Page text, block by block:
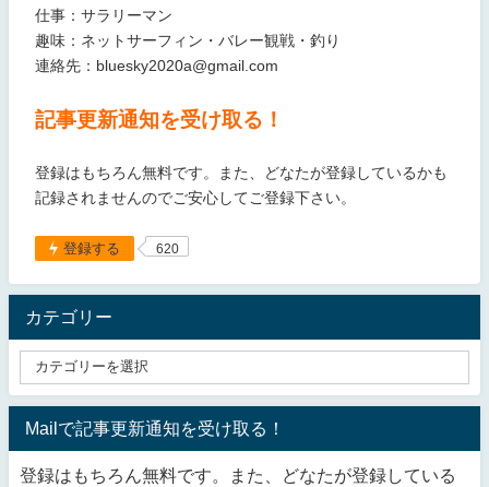
仕事：サラリーマン
趣味：ネットサーフィン・バレー観戦・釣り
連絡先：bluesky2020a@gmail.com
記事更新通知を受け取る！
登録はもちろん無料です。また、どなたが登録しているかも
記録されませんのでご安心してご登録下さい。
登録する 620
カテゴリー
Mailで記事更新通知を受け取る！
登録はもちろん無料です。また、どなたが登録している